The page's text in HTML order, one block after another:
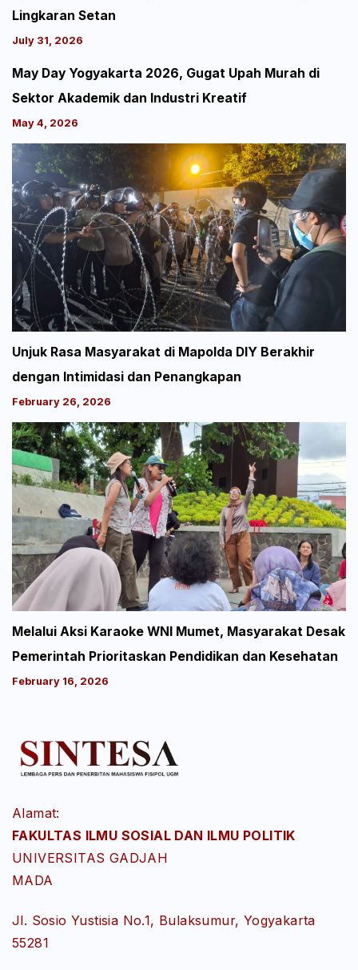
Lingkaran Setan
July 31, 2026
May Day Yogyakarta 2026, Gugat Upah Murah di
Sektor Akademik dan Industri Kreatif
May 4, 2026
Unjuk Rasa Masyarakat di Mapolda DIY Berakhir
dengan Intimidasi dan Penangkapan
February 26, 2026
Melalui Aksi Karaoke WNI Mumet, Masyarakat Desak
Pemerintah Prioritaskan Pendidikan dan Kesehatan
February 16, 2026
Alamat:
FAKULTAS ILMU SOSIAL DAN ILMU POLITIK
UNIVERSITAS GADJAH
MADA
Jl. Sosio Yustisia No.1, Bulaksumur, Yogyakarta
55281